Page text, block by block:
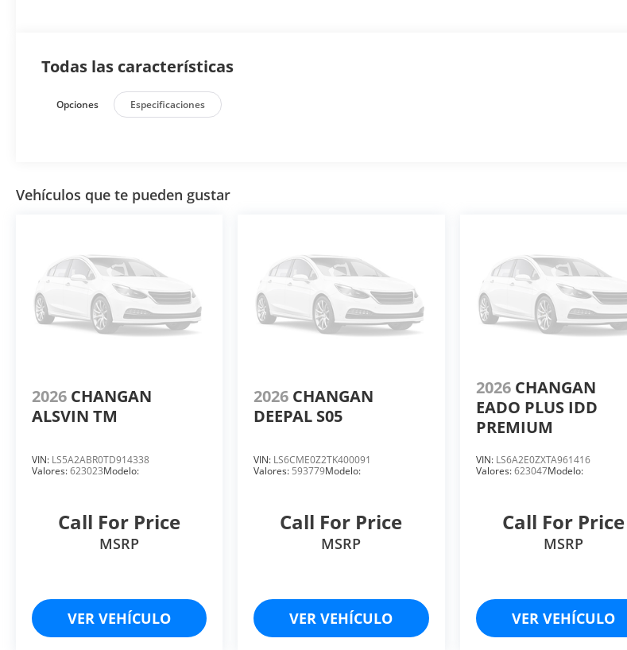
Todas las características
Opciones Especificaciones
Vehículos que te pueden gustar
2026 CHANGAN
ALSVIN TM
VIN: LS5A2ABR0TD914338
Valores:623023Modelo:
Call For Price
MSRP
VER VEHÍCULO
2026 CHANGAN
DEEPAL S05
VIN: LS6CME0Z2TK400091
Valores: 593779Modelo:
Call For Price
MSRP
VER VEHÍCULO
2026 CHANGAN
EADO PLUS IDD
PREMIUM
VIN: LS6A2E0ZXTA961416
Valores:623047Modelo:
Call For Price
MSRP
VER VEHÍCULO